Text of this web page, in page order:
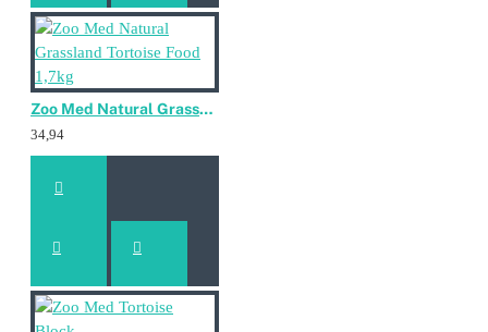
Zoo Med Natural Grassland Tortoise Food 1,7kg
34,94